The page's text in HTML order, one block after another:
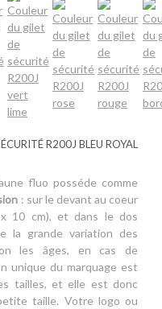
R200J BLEU ROYAL
fluo posséde comme
: sur le devant au coeur
10 cm), et dans le dos
la grande variation des
les âges, en cas de
unique du marquage est
tailles, et elle est donc
taille. Votre logo ou